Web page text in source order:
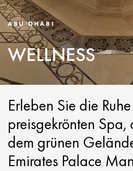
ABU DHABI
WELLNESS
Erleben Sie die
preisgekrönten Spa,
dem grünen
Emirates Palace